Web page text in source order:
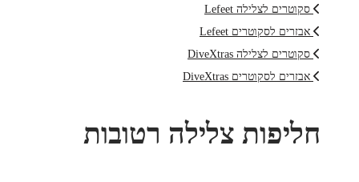
סקוטרים לצלילה Lefeet
אבזרים לסקוטרים Lefeet
סקוטרים לצלילה DiveXtras
אבזרים לסקוטרים DiveXtras
חליפות צלילה רטובות